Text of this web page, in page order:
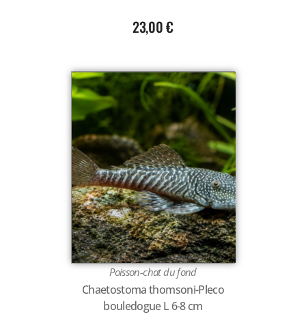
23,00€
Poisson-chat du fond
Chaetostoma thomsoni-Pleco
bouledogue L 6-8 cm